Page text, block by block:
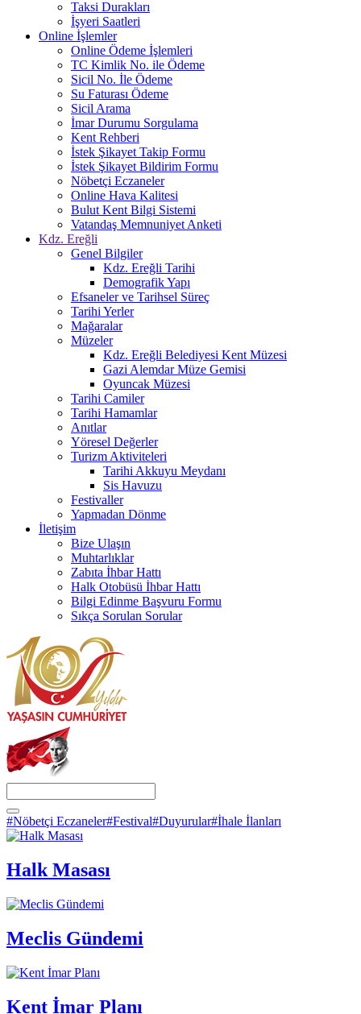
Taksi Durakları
İşyeri Saatleri
Online İşlemler
Online Ödeme İşlemleri
TC Kimlik No. ile Ödeme
Sicil No. İle Ödeme
Su Faturası Ödeme
Sicil Arama
İmar Durumu Sorgulama
Kent Rehberi
İstek Şikayet Takip Formu
İstek Şikayet Bildirim Formu
Nöbetçi Eczaneler
Online Hava Kalitesi
Bulut Kent Bilgi Sistemi
Vatandaş Memnuniyet Anketi
Kdz. Ereğli
Genel Bilgiler
Kdz. Ereğli Tarihi
Demografik Yapı
Efsaneler ve Tarihsel Süreç
Tarihi Yerler
Mağaralar
Müzeler
Kdz. Ereğli Belediyesi Kent Müzesi
Gazi Alemdar Müze Gemisi
Oyuncak Müzesi
Tarihi Camiler
Tarihi Hamamlar
Anıtlar
Yöresel Değerler
Turizm Aktiviteleri
Tarihi Akkuyu Meydanı
Sis Havuzu
Festivaller
Yapmadan Dönme
İletişim
Bize Ulaşın
Muhtarlıklar
Zabıta İhbar Hattı
Halk Otobüsü İhbar Hattı
Bilgi Edinme Başvuru Formu
Sıkça Sorulan Sorular
#Nöbetçi Eczaneler#Festival#Duyurular#İhale İlanları
Halk Masası
Meclis Gündemi
Kent İmar Planı